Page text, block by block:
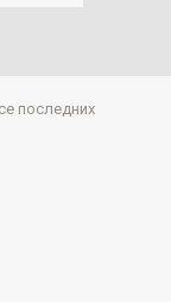
последних